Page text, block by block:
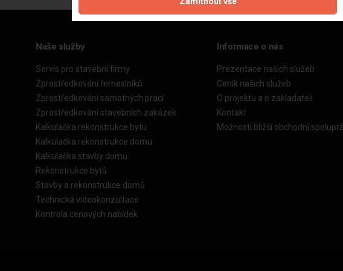
Naše služby
Servis pro stavební firmy
Zprostředkování řemeslníků
Zprostředkování samotných prací
Zprostředkování stavebních zakázek
Kalkulačka rekonstrukce bytu
Kalkulačka rekonstrukce domu
Kalkulačka stavby domu
Rekonstrukce bytů
Stavby a rekonstrukce domů
Technická videokonzultace
Kontrola cenových nabídek
Informace o nás
Prezentace našich služeb
Ceník našich služeb
O projektu a o zakladateli
Kontakt
Možnosti bližší obchodní